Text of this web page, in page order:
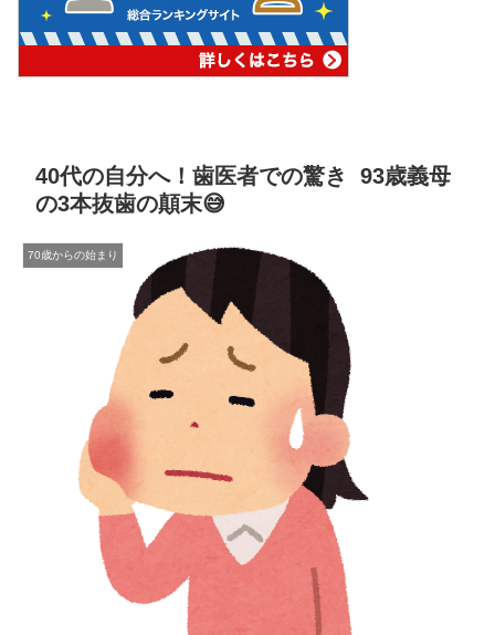
40代の自分へ！歯医者での驚き 93歳義母
の3本抜歯の顛末😅
70歳からの始まり